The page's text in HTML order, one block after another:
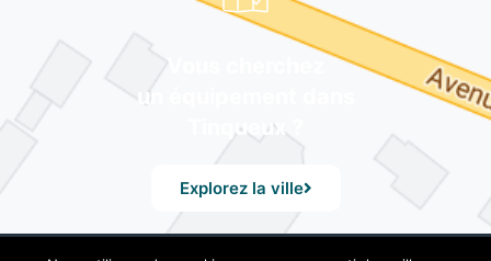
Vous cherchez
un équipement dans
Tinqueux ?
Explorez la ville